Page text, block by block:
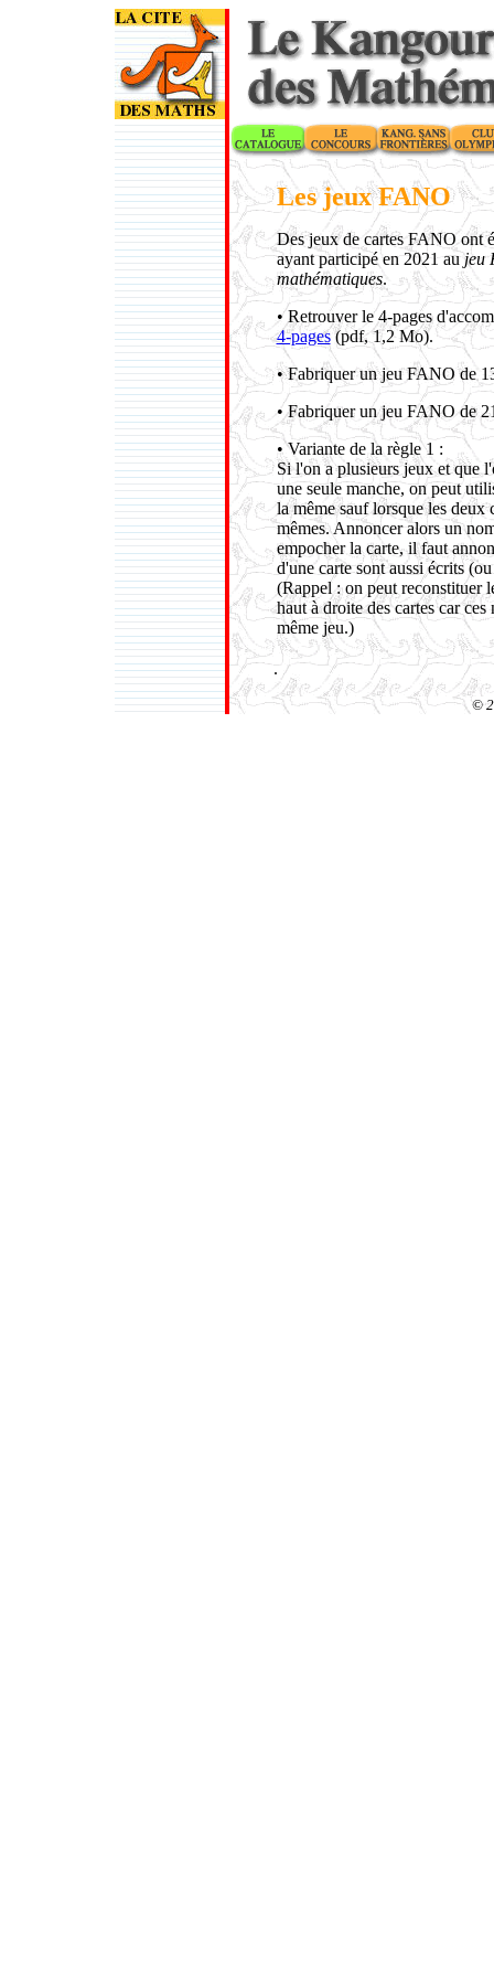
Les jeux FANO
Des jeux de cartes FANO ont
ayant participé en 2021 aujeu
mathématiques.
• Retrouver le 4-pages
4-pages(pdf, 1,2 Mo).
• Fabriquer un jeu FANO de
• Fabriquer un jeu FANO de
• Variante de la règle 1 :
Si l'on a plusieurs jeux et que
une seule manche, on peut
la même sauf lorsque les deux
mêmes. Annoncer alors un
empocher la carte, il faut
d'une carte sont aussi écrits
(Rappel : on peut reconstituer
haut à droite des cartes car
même jeu.)
.
©